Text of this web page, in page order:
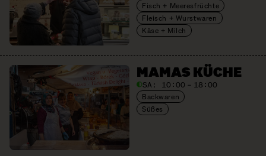
Fisch + Meeresfrüchte
Fleisch + Wurstwaren
Käse + Milch
MAMAS KÜCHE
SA: 10:00 – 18:00
Backwaren
Süßes